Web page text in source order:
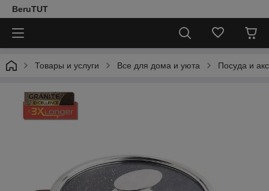
BeruTUT
Товары и услуги Все для дома и уюта Посуда и